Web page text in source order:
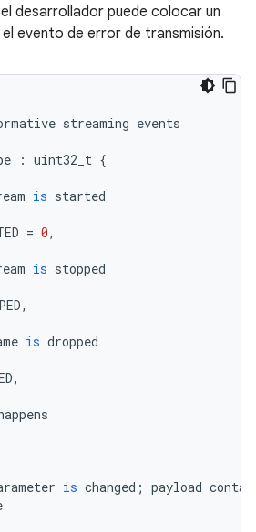
desarrollador puede colocar un
evento de error de transmisión.
streaming events
: uint32_t {
is started
= 0,
is stopped
,
is dropped
,
is changed ; payload